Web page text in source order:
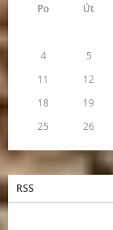
Po
Út
4
5
11
12
18
19
25
26
RSS